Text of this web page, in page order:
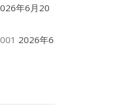
年6月20
2026年6